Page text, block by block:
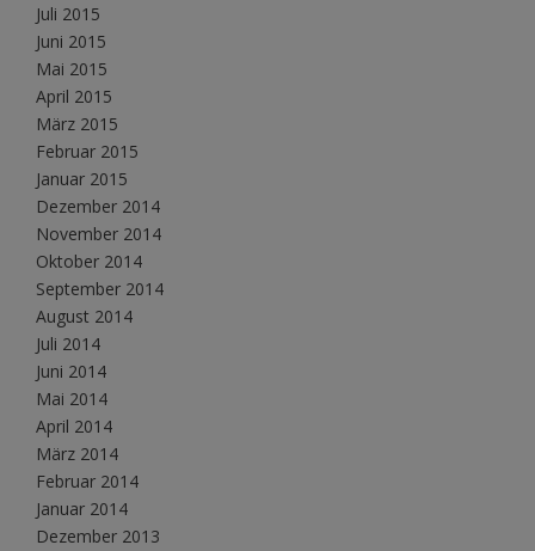
Juli 2015
Juni 2015
Mai 2015
April 2015
März 2015
Februar 2015
Januar 2015
Dezember 2014
November 2014
Oktober 2014
September 2014
August 2014
Juli 2014
Juni 2014
Mai 2014
April 2014
März 2014
Februar 2014
Januar 2014
Dezember 2013